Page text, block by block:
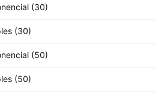
(30)
(30)
(50)
(50)